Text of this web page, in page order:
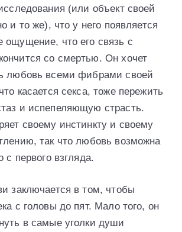
(или объект своей
и то же), что у него появляется
ощущение, что его связь с
со смертью. Он хочет
любовь всеми фибрами своей
касается секса, тоже пережить
и испепеляющую страсть.
своему инстинкту и своему
так что любовь возможна
с первого взгляда.
заключается в том, чтобы
с головы до пят. Мало того, он
в самые уголки души